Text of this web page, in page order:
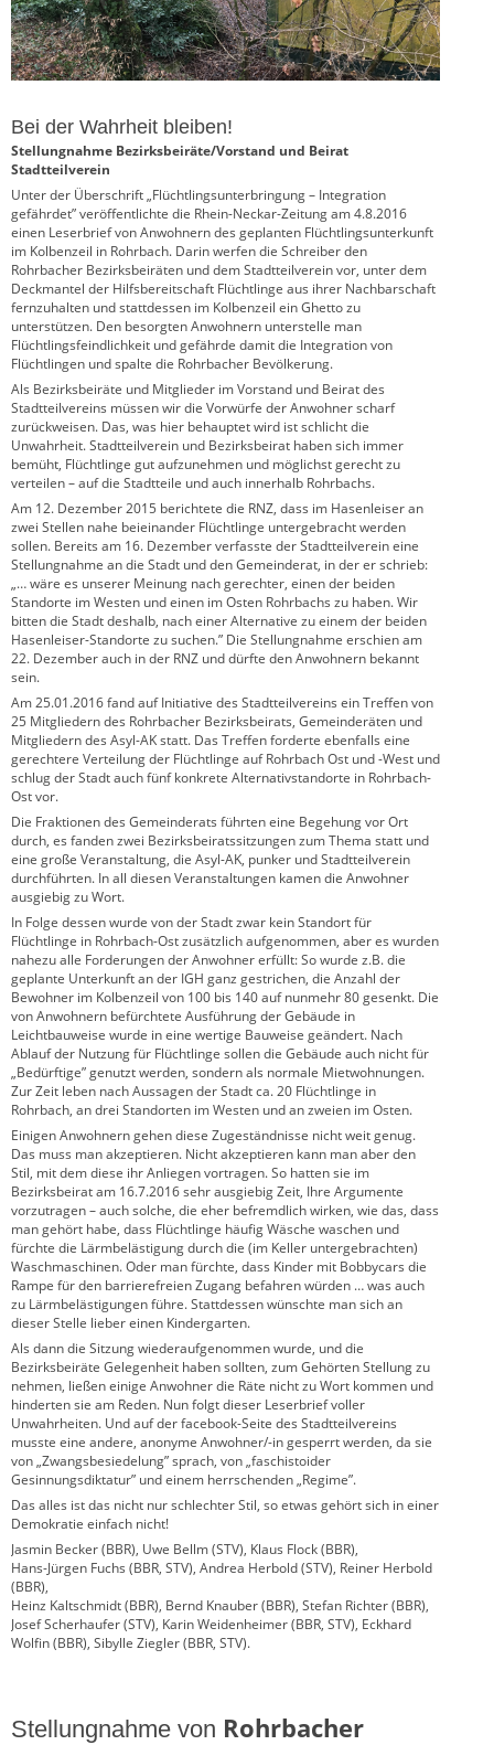
Bei der Wahrheit bleiben!
Stellungnahme Bezirksbeiräte/Vorstand und Beirat
Stadtteilverein
Unter der Überschrift „Flüchtlingsunterbringung – Integration
gefährdet” veröffentlichte die Rhein-Neckar-Zeitung am 4.8.2016
einen Leserbrief von Anwohnern des geplanten Flüchtlingsunterkunft
im Kolbenzeil in Rohrbach. Darin werfen die Schreiber den
Rohrbacher Bezirksbeiräten und dem Stadtteilverein vor, unter dem
Deckmantel der Hilfsbereitschaft Flüchtlinge aus ihrer Nachbarschaft
fernzuhalten und stattdessen im Kolbenzeil ein Ghetto zu
unterstützen. Den besorgten Anwohnern unterstelle man
Flüchtlingsfeindlichkeit und gefährde damit die Integration von
Flüchtlingen und spalte die Rohrbacher Bevölkerung.
Als Bezirksbeiräte und Mitglieder im Vorstand und Beirat des
Stadtteilvereins müssen wir die Vorwürfe der Anwohner scharf
zurückweisen. Das, was hier behauptet wird ist schlicht die
Unwahrheit. Stadtteilverein und Bezirksbeirat haben sich immer
bemüht, Flüchtlinge gut aufzunehmen und möglichst gerecht zu
verteilen – auf die Stadtteile und auch innerhalb Rohrbachs.
Am 12. Dezember 2015 berichtete die RNZ, dass im Hasenleiser an
zwei Stellen nahe beieinander Flüchtlinge untergebracht werden
sollen. Bereits am 16. Dezember verfasste der Stadtteilverein eine
Stellungnahme an die Stadt und den Gemeinderat, in der er schrieb:
„… wäre es unserer Meinung nach gerechter, einen der beiden
Standorte im Westen und einen im Osten Rohrbachs zu haben. Wir
bitten die Stadt deshalb, nach einer Alternative zu einem der beiden
Hasenleiser-Standorte zu suchen.” Die Stellungnahme erschien am
22. Dezember auch in der RNZ und dürfte den Anwohnern bekannt
sein.
Am 25.01.2016 fand auf Initiative des Stadtteilvereins ein Treffen von
25 Mitgliedern des Rohrbacher Bezirksbeirats, Gemeinderäten und
Mitgliedern des Asyl-AK statt. Das Treffen forderte ebenfalls eine
gerechtere Verteilung der Flüchtlinge auf Rohrbach Ost und -West und
schlug der Stadt auch fünf konkrete Alternativstandorte in Rohrbach-
Ost vor.
Die Fraktionen des Gemeinderats führten eine Begehung vor Ort
durch, es fanden zwei Bezirksbeiratssitzungen zum Thema statt und
eine große Veranstaltung, die Asyl-AK, punker und Stadtteilverein
durchführten. In all diesen Veranstaltungen kamen die Anwohner
ausgiebig zu Wort.
In Folge dessen wurde von der Stadt zwar kein Standort für
Flüchtlinge in Rohrbach-Ost zusätzlich aufgenommen, aber es wurden
nahezu alle Forderungen der Anwohner erfüllt: So wurde z.B. die
geplante Unterkunft an der IGH ganz gestrichen, die Anzahl der
Bewohner im Kolbenzeil von 100 bis 140 auf nunmehr 80 gesenkt. Die
von Anwohnern befürchtete Ausführung der Gebäude in
Leichtbauweise wurde in eine wertige Bauweise geändert. Nach
Ablauf der Nutzung für Flüchtlinge sollen die Gebäude auch nicht für
„Bedürftige” genutzt werden, sondern als normale Mietwohnungen.
Zur Zeit leben nach Aussagen der Stadt ca. 20 Flüchtlinge in
Rohrbach, an drei Standorten im Westen und an zweien im Osten.
Einigen Anwohnern gehen diese Zugeständnisse nicht weit genug.
Das muss man akzeptieren. Nicht akzeptieren kann man aber den
Stil, mit dem diese ihr Anliegen vortragen. So hatten sie im
Bezirksbeirat am 16.7.2016 sehr ausgiebig Zeit, Ihre Argumente
vorzutragen – auch solche, die eher befremdlich wirken, wie das, dass
man gehört habe, dass Flüchtlinge häufig Wäsche waschen und
fürchte die Lärmbelästigung durch die (im Keller untergebrachten)
Waschmaschinen. Oder man fürchte, dass Kinder mit Bobbycars die
Rampe für den barrierefreien Zugang befahren würden … was auch
zu Lärmbelästigungen führe. Stattdessen wünschte man sich an
dieser Stelle lieber einen Kindergarten.
Als dann die Sitzung wiederaufgenommen wurde, und die
Bezirksbeiräte Gelegenheit haben sollten, zum Gehörten Stellung zu
nehmen, ließen einige Anwohner die Räte nicht zu Wort kommen und
hinderten sie am Reden. Nun folgt dieser Leserbrief voller
Unwahrheiten. Und auf der facebook-Seite des Stadtteilvereins
musste eine andere, anonyme Anwohner/-in gesperrt werden, da sie
von „Zwangsbesiedelung” sprach, von „faschistoider
Gesinnungsdiktatur” und einem herrschenden „Regime”.
Das alles ist das nicht nur schlechter Stil, so etwas gehört sich in einer
Demokratie einfach nicht!
Jasmin Becker (BBR), Uwe Bellm (STV), Klaus Flock (BBR),
Hans-Jürgen Fuchs (BBR, STV), Andrea Herbold (STV), Reiner Herbold
(BBR),
Heinz Kaltschmidt (BBR), Bernd Knauber (BBR), Stefan Richter (BBR),
Josef Scherhaufer (STV), Karin Weidenheimer (BBR, STV), Eckhard
Wolfin (BBR), Sibylle Ziegler (BBR, STV).
Stellungnahme von Rohrbacher